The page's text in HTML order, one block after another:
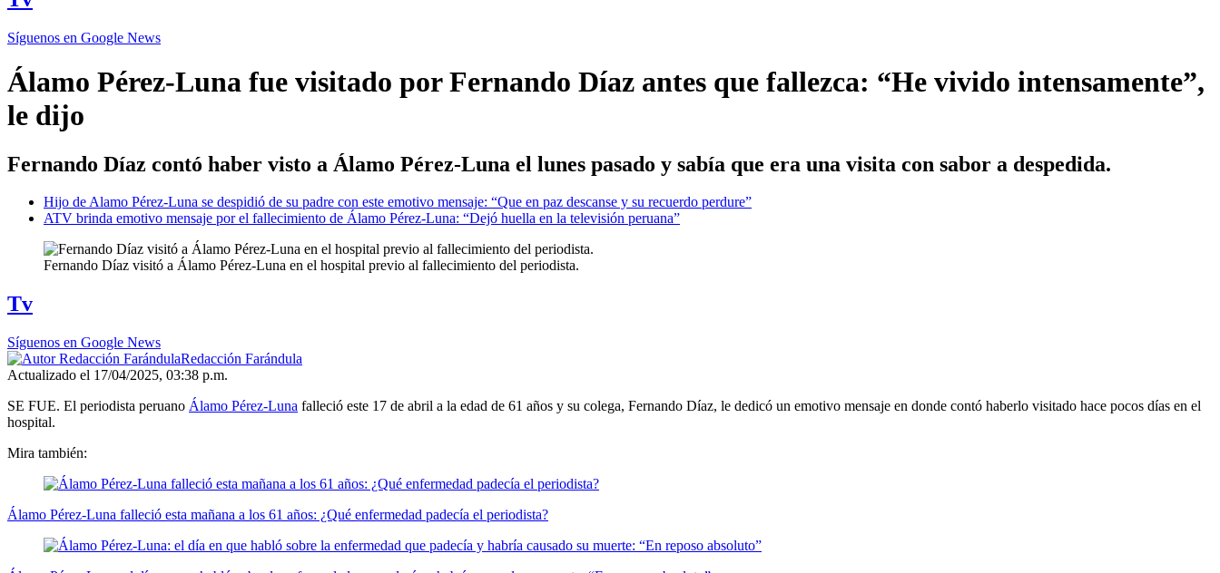
Síguenos en Google News
Álamo Pérez-Luna fue visitado por Fernando Díaz antes que fallezca: “He vivido intensamente”,
le dijo
Fernando Díaz contó haber visto a Álamo Pérez-Luna el lunes pasado y sabía que era una visita con sabor a despedida.
Hijo de Alamo Pérez-Luna se despidió de su padre con este emotivo mensaje: “Que en paz descanse y su recuerdo perdure”
ATV brinda emotivo mensaje por el fallecimiento de Álamo Pérez-Luna: “Dejó huella en la televisión peruana”
Fernando Díaz visitó a Álamo Pérez-Luna en el hospital previo al fallecimiento del periodista.
Tv
Síguenos en Google News
Redacción Farándula
Actualizado el 17/04/2025, 03:38 p.m.
SE FUE. El periodista peruano Álamo Pérez-Luna falleció este 17 de abril a la edad de 61 años y su colega, Fernando Díaz, le dedicó un emotivo mensaje en donde contó haberlo visitado hace pocos días en el
hospital.
Mira también:
Álamo Pérez-Luna falleció esta mañana a los 61 años: ¿Qué enfermedad padecía el periodista?